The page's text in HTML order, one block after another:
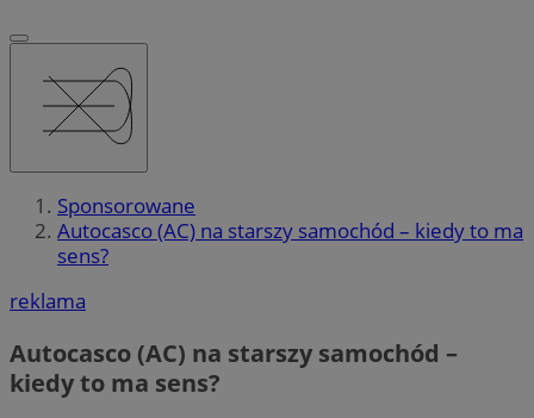
Sponsorowane
Autocasco (AC) na starszy samochód – kiedy to ma
sens?
reklama
Autocasco (AC) na starszy samochód –
kiedy to ma sens?